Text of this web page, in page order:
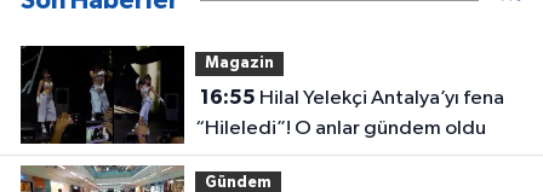
Magazin
16:55
“Hileledi”! O anlar gündem oldu
Gündem